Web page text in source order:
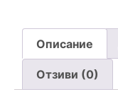
Описание
Отзиви (0)